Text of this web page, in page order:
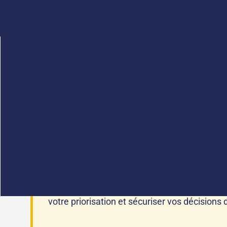
votre priorisation et sécuriser vos décisions